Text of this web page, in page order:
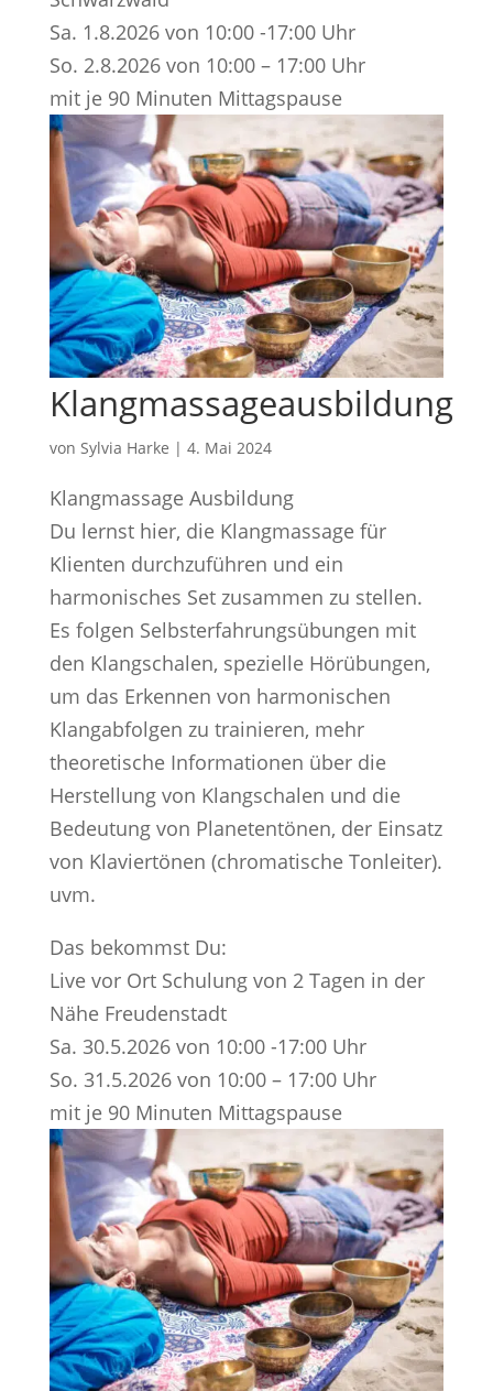
Sa. 1.8.2026 von 10:00 -17:00 Uhr
So. 2.8.2026 von 10:00 – 17:00 Uhr
mit je 90 Minuten Mittagspause
Klangmassageausbildung
von Sylvia Harke | 4. Mai 2024
Klangmassage Ausbildung
Du lernst hier, die Klangmassage für
Klienten durchzuführen und ein
harmonisches Set zusammen zu stellen.
Es folgen Selbsterfahrungsübungen mit
den Klangschalen, spezielle Hörübungen,
um das Erkennen von harmonischen
Klangabfolgen zu trainieren, mehr
theoretische Informationen über die
Herstellung von Klangschalen und die
Bedeutung von Planetentönen, der Einsatz
von Klaviertönen (chromatische Tonleiter).
uvm.
Das bekommst Du:
Live vor Ort Schulung von 2 Tagen in der
Nähe Freudenstadt
Sa. 30.5.2026 von 10:00 -17:00 Uhr
So. 31.5.2026 von 10:00 – 17:00 Uhr
mit je 90 Minuten Mittagspause